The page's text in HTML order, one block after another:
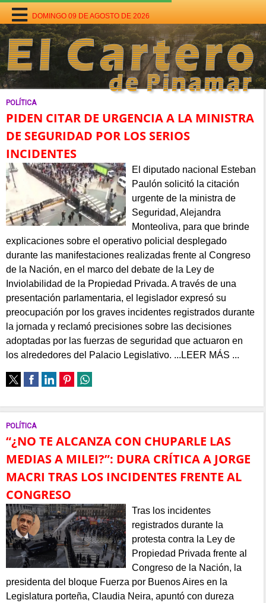
DOMINGO 09 DE AGOSTO DE 2026
POLÍTICA
PIDEN CITAR DE URGENCIA A LA MINISTRA
DE SEGURIDAD POR LOS SERIOS
INCIDENTES
El diputado nacional Esteban
Paulón solicitó la citación
urgente de la ministra de
Seguridad, Alejandra
Monteoliva, para que brinde
explicaciones sobre el operativo policial desplegado
durante las manifestaciones realizadas frente al Congreso
de la Nación, en el marco del debate de la Ley de
Inviolabilidad de la Propiedad Privada. A través de una
presentación parlamentaria, el legislador expresó su
preocupación por los graves incidentes registrados durante
la jornada y reclamó precisiones sobre las decisiones
adoptadas por las fuerzas de seguridad que actuaron en
los alrededores del Palacio Legislativo. ...LEER MÁS ...
POLÍTICA
“¿NO TE ALCANZA CON CHUPARLE LAS
MEDIAS A MILEI?”: DURA CRÍTICA A JORGE
MACRI TRAS LOS INCIDENTES FRENTE AL
CONGRESO
Tras los incidentes
registrados durante la
protesta contra la Ley de
Propiedad Privada frente al
Congreso de la Nación, la
presidenta del bloque Fuerza por Buenos Aires en la
Legislatura porteña, Claudia Neira, apuntó con dureza